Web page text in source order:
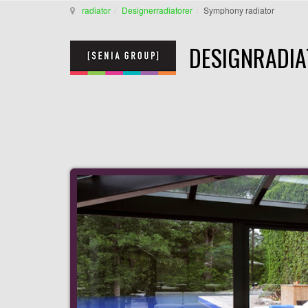
radiator Designerradiatorer Symphony radiator